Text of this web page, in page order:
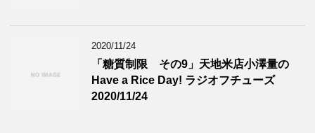
2020/11/24
「糖質制限 その9」天地米店小澤量の
Have a Rice Day! ラジオフチューズ
2020/11/24